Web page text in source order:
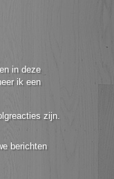
in deze
ik een
zijn.
berichten